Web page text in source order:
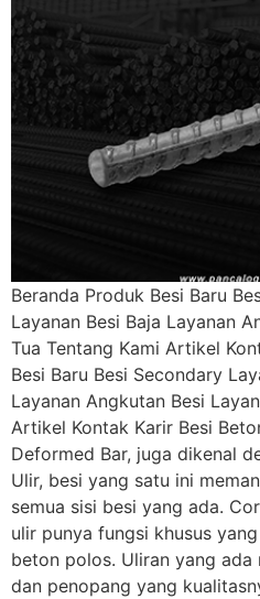
Beranda Produk Besi Baru
Layanan Besi Baja Layanan
Tua Tentang Kami Artikel
Besi Baru Besi Secondary
Layanan Angkutan Besi
Artikel Kontak Karir Besi
Deformed Bar, juga dikenal
Ulir, besi yang satu ini
semua sisi besi yang ada.
ulir punya fungsi khusus
beton polos. Uliran yang
dan penopang yang